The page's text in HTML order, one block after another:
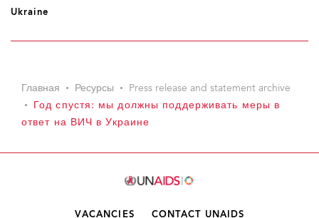
Ukraine
Главная Ресурсы
Press release and statement archive
Год спустя: мы должны поддерживать меры в
ответ на ВИЧ в Украине
VACANCIES CONTACT UNAIDS